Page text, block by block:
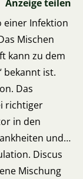
Anzeige teilen
einer Infektion
Mischen
kann zu dem
bekannt ist.
Das
richtiger
in den
und
Discus
Mischung